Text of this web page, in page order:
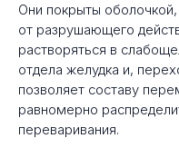
Они покрыты
от разрушающего
растворяться в
отдела желудка и,
позволяет составу
равномерно
переваривания.